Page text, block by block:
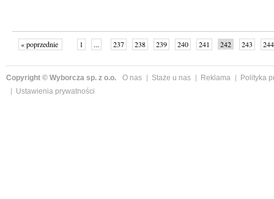
« poprzednie 1 ... 237 238 239 240 241 242 243
244
Copyright © Wyborcza sp. z o.o. O nas Staże u nas Reklama
Polityka
Ustawienia prywatności